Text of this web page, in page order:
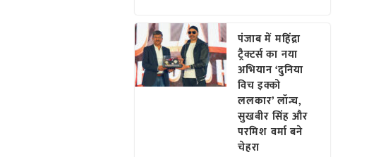
पंजाब में महिंद्रा
ट्रैक्टर्स का नया
अभियान ‘दुनिया
विच इक्को
ललकार’ लॉन्च,
सुखबीर सिंह और
परमिश वर्मा बने
चेहरा